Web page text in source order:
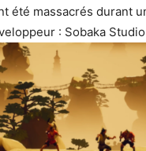
été massacrés durant
: Sobaka